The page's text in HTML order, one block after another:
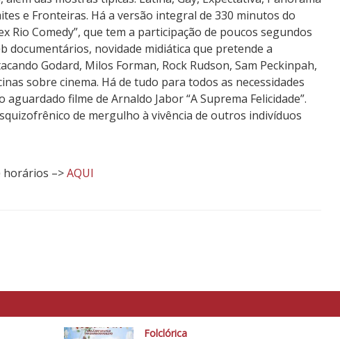
e Fronteiras. Há a versão integral de 330 minutos do
Rio Comedy”, que tem a participação de poucos segundos
documentários, novidade midiática que pretende a
Godard, Milos Forman, Rock Rudson, Sam Peckinpah,
sobre cinema. Há de tudo para todos as necessidades
filme de Arnaldo Jabor “A Suprema Felicidade”.
de mergulho à vivência de outros indivíduos
horários –>AQUI
Folclórica